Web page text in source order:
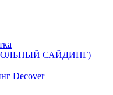
САЙДИНГ)
Decover